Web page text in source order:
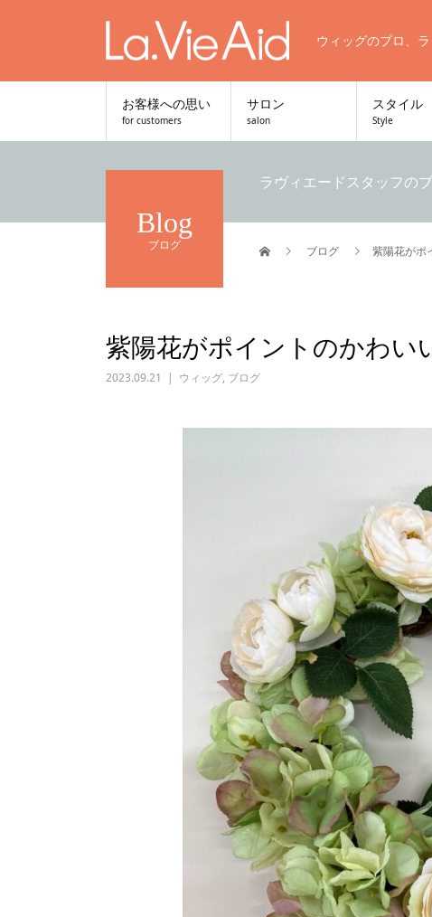
ウィッグのプロ、
お客様への思い
for customers
サロン
salon
スタイル
Style
Blog
ブログ
ラヴィエードスタッフの
ブログ 紫陽花がポ
紫陽花がポイントのかわい
2023.09.21 ウィッグ, ブログ